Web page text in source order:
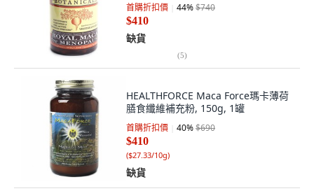
首購折扣價 44%$740
$410
缺貨
(5)
HEALTHFORCE Maca Force瑪卡薄荷
膳食纖維補充粉, 150g, 1罐
首購折扣價 40%$690
$410
($27.33/10g)
缺貨